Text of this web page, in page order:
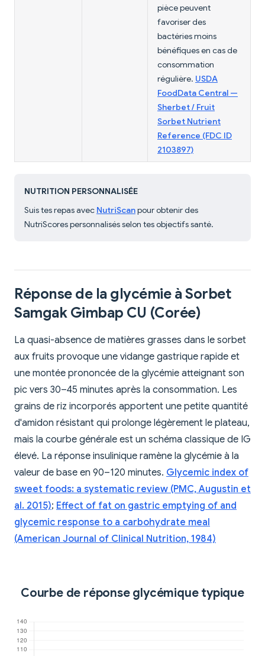
pièce peuvent
favoriser des
bactéries moins
bénéfiques en cas de
consommation
régulière. USDA
FoodData Central —
Sherbet / Fruit
Sorbet Nutrient
Reference (FDC ID
2103897)
NUTRITION PERSONNALISÉE
Suis tes repas avec NutriScanpour obtenir des
NutriScores personnalisés selon tes objectifs santé.
Réponse de la glycémie à Sorbet
Samgak Gimbap CU (Corée)
La quasi-absence de matières grasses dans le sorbet
aux fruits provoque une vidange gastrique rapide et
une montée prononcée de la glycémie atteignant son
pic vers 30–45 minutes après la consommation. Les
grains de riz incorporés apportent une petite quantité
d'amidon résistant qui prolonge légèrement le plateau,
mais la courbe générale est un schéma classique de IG
élevé. La réponse insulinique ramène la glycémie à la
valeur de base en 90–120 minutes. Glycemic index of
sweet foods: a systematic review (PMC, Augustin et
al. 2015); Effect of fat on gastric emptying of and
glycemic response to a carbohydrate meal
(American Journal of Clinical Nutrition, 1984)
Courbe de réponse glycémique typique